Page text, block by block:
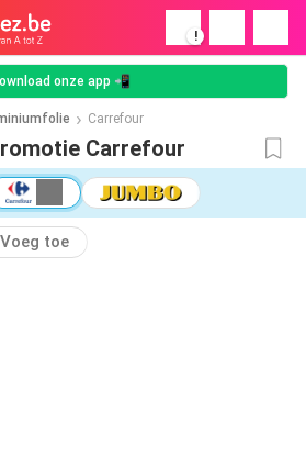
!
onze app 📲
Carrefour
Carrefour
Voeg toe